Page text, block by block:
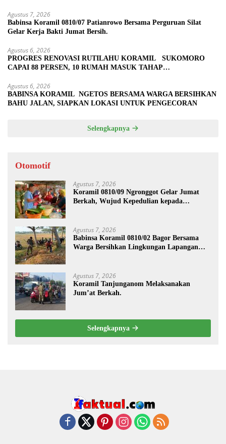
Agustus 7, 2026
Babinsa Koramil 0810/07 Patianrowo Bersama Perguruan Silat
Gelar Kerja Bakti Jumat Bersih.
Agustus 6, 2026
PROGRES RENOVASI RUTILAHU KORAMIL SUKOMORO
CAPAI 88 PERSEN, 10 RUMAH MASUK TAHAP
Agustus 6, 2026
BABINSA KORAMIL NGETOS BERSAMA WARGA BERSIHKAN
BAHU JALAN, SIAPKAN LOKASI UNTUK PENGECORAN
Selengkapnya
Otomotif
Agustus 7, 2026
Koramil 0810/09 Ngronggot Gelar Jumat
Berkah, Wujud Kepedulian kepada
Agustus 7, 2026
Babinsa Koramil 0810/02 Bagor Bersama
Warga Bersihkan Lingkungan Lapangan
Agustus 7, 2026
Koramil Tanjunganom Melaksanakan
Jum’at Berkah.
Selengkapnya